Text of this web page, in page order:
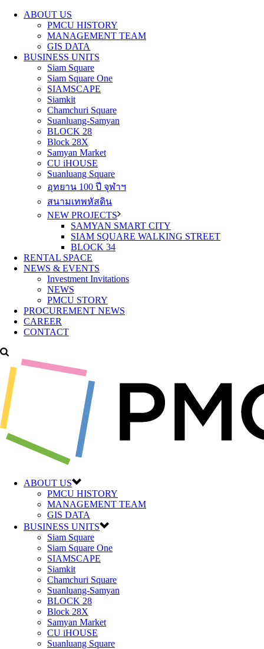
ABOUT US
PMCU HISTORY
MANAGEMENT TEAM
GIS DATA
BUSINESS UNITS
Siam Square
Siam Square One
SIAMSCAPE
Siamkit
Chamchuri Square
Suanluang-Samyan
BLOCK 28
Block 28X
Samyan Market
CU iHOUSE
Suanluang Square
อุทยาน 100 ปี จุฬาฯ
สนามเทพหัสดิน
NEW PROJECTS
SAMYAN SMART CITY
SIAM SQUARE WALKING STREET
BLOCK 34
RENTAL SPACE
NEWS & EVENTS
Investment Invitations
NEWS
PMCU STORY
PROCUREMENT NEWS
CAREER
CONTACT
ABOUT US
PMCU HISTORY
MANAGEMENT TEAM
GIS DATA
BUSINESS UNITS
Siam Square
Siam Square One
SIAMSCAPE
Siamkit
Chamchuri Square
Suanluang-Samyan
BLOCK 28
Block 28X
Samyan Market
CU iHOUSE
Suanluang Square